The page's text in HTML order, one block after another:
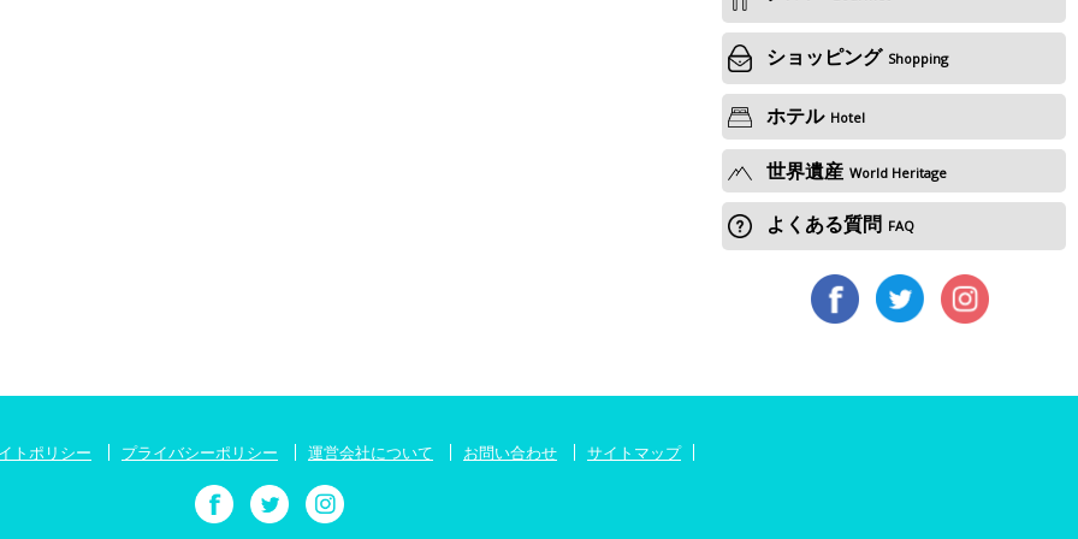
ショッピング Shopping
ホテル Hotel
世界遺産 World Heritage
よくある質問 FAQ
トポリシー プライバシーポリシー 運営会社について お問い合わせ サイトマップ